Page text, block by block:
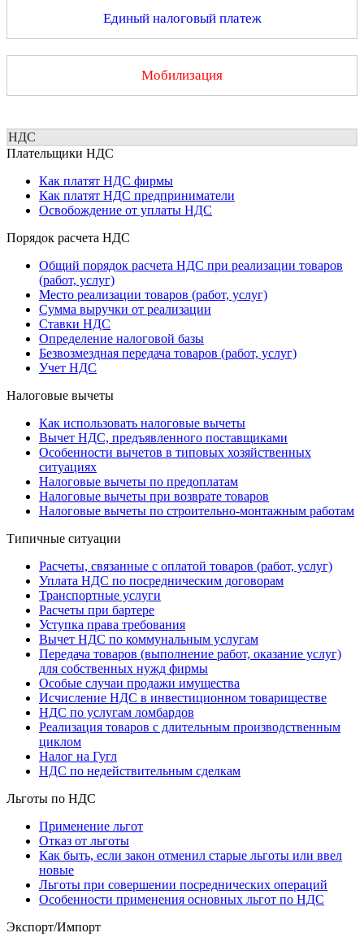
Единый налоговый платеж
Мобилизация
НДС
Плательщики НДС
Как платят НДС фирмы
Как платят НДС предприниматели
Освобождение от уплаты НДС
Порядок расчета НДС
Общий порядок расчета НДС при реализации товаров
(работ, услуг)
Место реализации товаров (работ, услуг)
Сумма выручки от реализации
Ставки НДС
Определение налоговой базы
Безвозмездная передача товаров (работ, услуг)
Учет НДС
Налоговые вычеты
Как использовать налоговые вычеты
Вычет НДС, предъявленного поставщиками
Особенности вычетов в типовых хозяйственных
ситуациях
Налоговые вычеты по предоплатам
Налоговые вычеты при возврате товаров
Налоговые вычеты по строительно-монтажным работам
Типичные ситуации
Расчеты, связанные с оплатой товаров (работ, услуг)
Уплата НДС по посредническим договорам
Транспортные услуги
Расчеты при бартере
Уступка права требования
Вычет НДС по коммунальным услугам
Передача товаров (выполнение работ, оказание услуг)
для собственных нужд фирмы
Особые случаи продажи имущества
Исчисление НДС в инвестиционном товариществе
НДС по услугам ломбардов
Реализация товаров с длительным производственным
циклом
Налог на Гугл
НДС по недействительным сделкам
Льготы по НДС
Применение льгот
Отказ от льготы
Как быть, если закон отменил старые льготы или ввел
новые
Льготы при совершении посреднических операций
Особенности применения основных льгот по НДС
Экспорт/Импорт